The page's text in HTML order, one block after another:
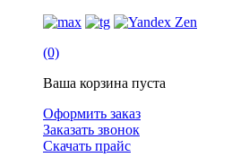
(0)
Ваша корзина пуста
Оформить заказ
Заказать звонок
Скачать прайс